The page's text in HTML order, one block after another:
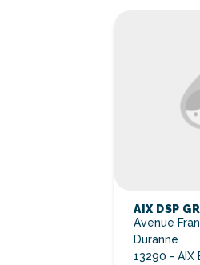
AIX DSP
Avenue
Duranne
13290 - AIX